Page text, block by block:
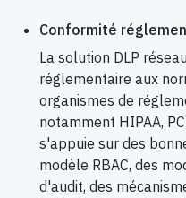
Conformité
La solution DLP
réglementaire aux
organismes de
notamment HIPAA,
s'appuie sur des
modèle RBAC, des
d'audit, des